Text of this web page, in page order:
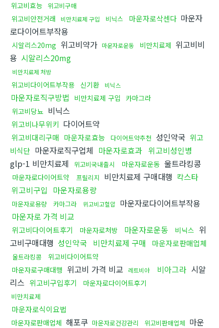
위고비효능 위고비구매
위고비안전거래 비만치료제 구입 비닉스 마운자로삭센다 마운자
로다이어트부작용
시알리스20mg 위고비약가 마운자로운동 비만치료제 위고비비
용 시알리스20mg
비만치료제 처방
위고비다이어트부작용 신기환 비닉스
마운자로직구방법 비만치료제 구입
카마그라
위고비당뇨 비닉스
위고비나무위키 다이어트약
위고비대리구매 마운자로효능 다이어트약추천 성인약국 위고
비식단 마운자로직구업체 마운자로효과 위고비성인병
glp-1 비만치료제
위고비국내출시 마운자로운동 울트라킹콩
마운자로다이어트약 프릴리지 비만치료제 구매대행 칵스타
위고비구입 마운자로용량
마운자로용량 카마그라 위고비고혈압 마운자로다이어트부작용
마운자로 가격 비교
위고비다이어트후기 마운자로처방 마운자로운동 비닉스 위
고비구매대행 성인약국 비만치료제 구매 마운자로판매업체
울트라킹콩
위고비다이어트약
마운자로구매대행 위고비 가격 비교 레트비아 비아그라 시알
리스 위고비구입후기 마운자로다이어트후기
비만치료제
마운자로식이요법
마운자로판매업체 해포쿠 마운자로건강관리 위고비판매업체 마운